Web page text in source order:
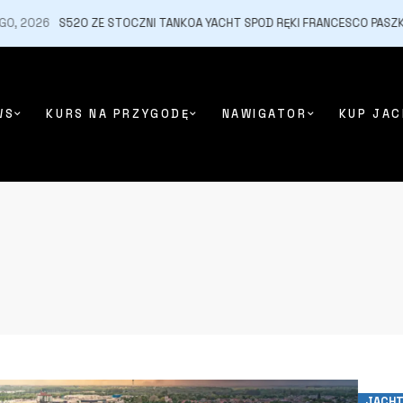
S520 ZE STOCZNI TANKOA YACHT SPOD RĘKI FRANCESCO
KURS NA PRZYGODĘ NAWIGATOR KUP